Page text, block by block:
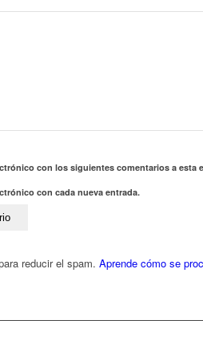
con los siguientes comentarios a esta
con cada nueva entrada.
reducir el spam. Aprende cómo se